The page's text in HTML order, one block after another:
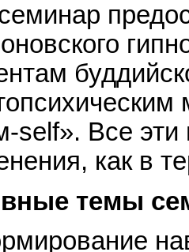
self». Все эти
как в
темы